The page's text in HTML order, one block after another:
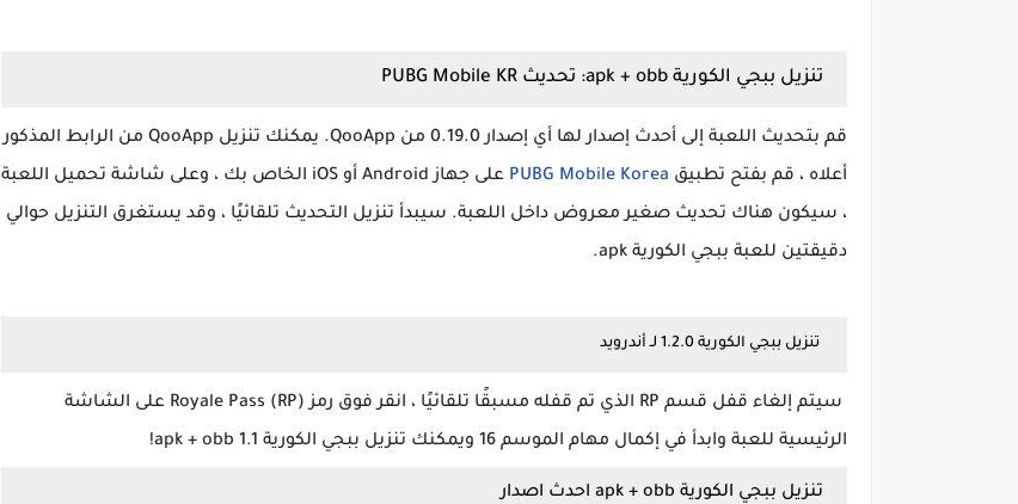
تنزيل ببجي الكورية apk + obb: تحديث PUBG Mobile KR
قم بتحديث اللعبة إلى أحدث إصدار لها أي إصدار 0.19.0 من QooApp. يمكنك تنزيل QooApp من الرابط المذكور
أعلاه ، قم بفتح تطبيق PUBG Mobile Korea
على جهاز Android أو iOS الخاص بك ، وعلى شاشة تحميل اللعبة
، سيكون هناك تحديث صغير معروض داخل اللعبة. سيبدأ تنزيل التحديث تلقائيًا ، وقد يستغرق التنزيل حوالي
دقيقتين للعبة ببجي الكورية apk.
تنزيل ببجي الكورية 1.2.0 لـ أندرويد
سيتم إلغاء قفل قسم RP الذي تم قفله مسبقًا تلقائيًا ، انقر فوق رمز Royale Pass (RP) على الشاشة
الرئيسية للعبة وابدأ في إكمال مهام الموسم 16 ويمكنك تنزيل ببجي الكورية apk + obb 1.1!
تنزيل ببجي الكورية apk + obb احدث اصدار